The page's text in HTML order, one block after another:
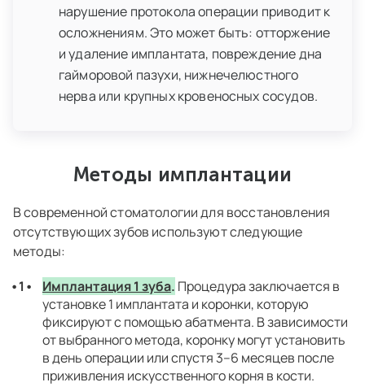
нарушение протокола операции приводит к
осложнениям. Это может быть: отторжение
и удаление имплантата, повреждение дна
гайморовой пазухи, нижнечелюстного
нерва или крупных кровеносных сосудов.
Методы имплантации
В современной стоматологии для восстановления
отсутствующих зубов используют следующие
методы:
Имплантация 1 зуба. Процедура заключается в
установке 1 имплантата и коронки, которую
фиксируют с помощью абатмента. В зависимости
от выбранного метода, коронку могут установить
в день операции или спустя 3–6 месяцев после
приживления искусственного корня в кости.